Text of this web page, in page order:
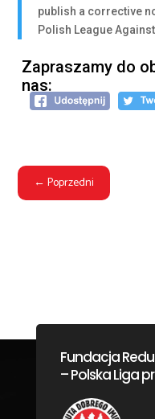
publish a corrective
Polish League
Zapraszamy do
nas:
←Poprzedni
Fundacja
– Polska Liga